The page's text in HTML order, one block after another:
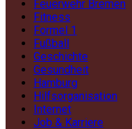
Feuerwehr Bremen
Fitness
Formel 1
Fußball
Geschichte
Gesundheit
Hamburg
Hilfsorganisation
Internet
Job & Karriere